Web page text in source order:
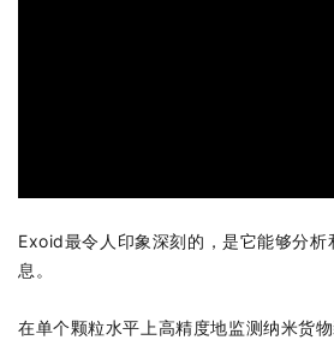
Exoid最令人印象深刻的，是它能够分析
息。
在单个颗粒水平上高精度地监测纳米货